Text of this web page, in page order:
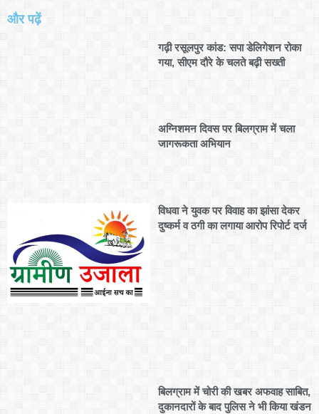
और पढ़ें
गढ़ी रसूलपुर कांड: सपा डेलिगेशन रोका
गया, सीएम दौरे के चलते बढ़ी सख्ती
अग्निशमन दिवस पर बिलग्राम में चला
जागरूकता अभियान
विधवा ने युवक पर विवाह का झांसा देकर
दुष्कर्म व ठगी का लगाया आरोप रिपोर्ट दर्ज
बिलग्राम में चोरी की खबर अफवाह साबित,
दुकानदारों के बाद पुलिस ने भी किया खंडन